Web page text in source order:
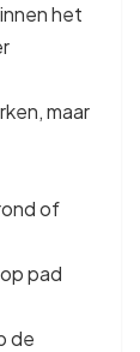
het
maar
of
pad
de